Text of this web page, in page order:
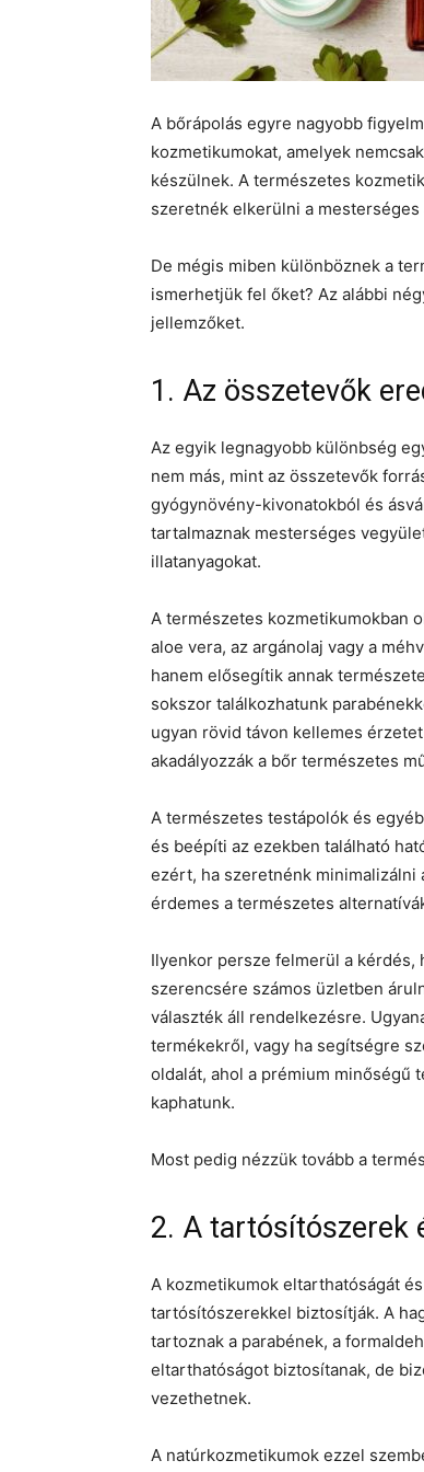
A bőrápolás egyre nagyobb
kozmetikumokat, amelyek
készülnek. A természetes
szeretnék elkerülni a mesterséges
De mégis miben különböznek a
ismerhetjük fel őket? Az alábbi
jellemzőket.
1. Az összetevők
Az egyik legnagyobb különbség
nem más, mint az összetevők
gyógynövény-kivonatokból és
tartalmaznak mesterséges
illatanyagokat.
A természetes kozmetikumokban
aloe vera, az argánolaj vagy a
hanem elősegítik annak
sokszor találkozhatunk
ugyan rövid távon kellemes
akadályozzák a bőr természetes
A természetes testápolók és
és beépíti az ezekben található
ezért, ha szeretnénk
érdemes a természetes
Ilyenkor persze felmerül a kérdés,
szerencsére számos üzletben
választék áll rendelkezésre.
termékekről, vagy ha segítségre
oldalát, ahol a prémium minőségű
kaphatunk.
Most pedig nézzük tovább a
2. A tartósítószerek
A kozmetikumok eltarthatóságát
tartósítószerekkel biztosítják. A
tartoznak a parabének, a
eltarthatóságot biztosítanak, de
vezethetnek.
A natúrkozmetikumok ezzel